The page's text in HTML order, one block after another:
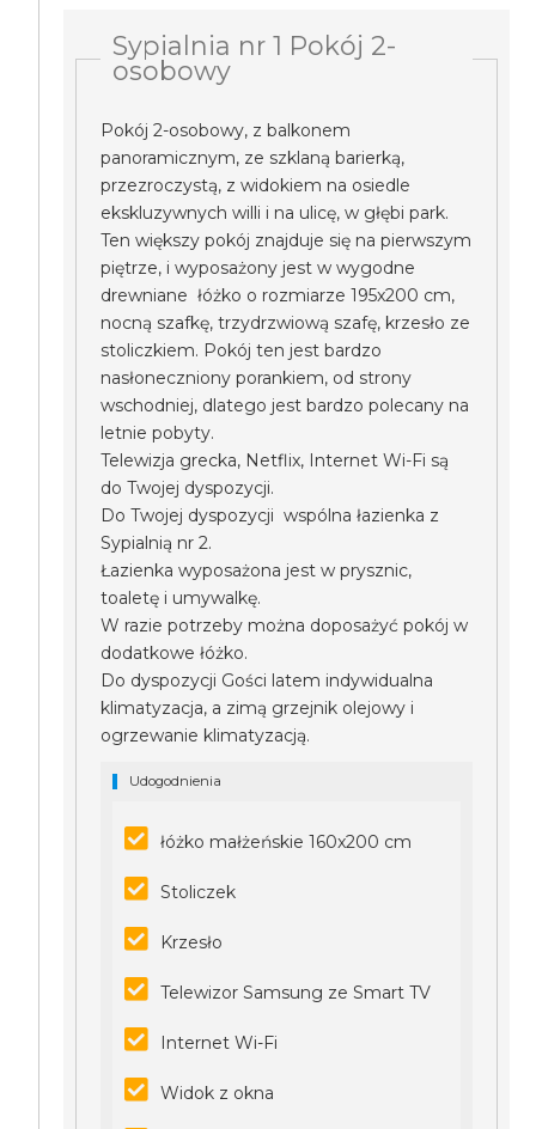
Sypialnia nr 1 Pokój 2-
osobowy
Pokój 2-osobowy, z balkonem
panoramicznym, ze szklaną barierką,
przezroczystą, z widokiem na osiedle
ekskluzywnych willi i na ulicę, w głębi park.
Ten większy pokój znajduje się na pierwszym
piętrze, i wyposażony jest w wygodne
drewniane łóżko o rozmiarze 195x200 cm,
nocną szafkę, trzydrzwiową szafę, krzesło ze
stoliczkiem. Pokój ten jest bardzo
nasłoneczniony porankiem, od strony
wschodniej, dlatego jest bardzo polecany na
letnie pobyty.
Telewizja grecka, Netflix, Internet Wi-Fi są
do Twojej dyspozycji.
Do Twojej dyspozycji wspólna łazienka z
Sypialnią nr 2.
Łazienka wyposażona jest w prysznic,
toaletę i umywalkę.
W razie potrzeby można doposażyć pokój w
dodatkowe łóżko.
Do dyspozycji Gości latem indywidualna
klimatyzacja, a zimą grzejnik olejowy i
ogrzewanie klimatyzacją.
Udogodnienia
łóżko małżeńskie 160x200 cm
Stoliczek
Krzesło
Telewizor Samsung ze Smart TV
Internet Wi-Fi
Widok z okna